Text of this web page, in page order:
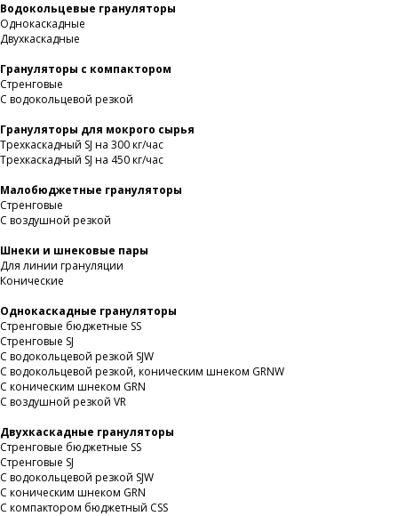
Водокольцевые грануляторы
Однокаскадные
Двухкаскадные
Грануляторы с компактором
Стренговые
С водокольцевой резкой
Грануляторы для мокрого сырья
Трехкаскадный SJ на 300 кг/час
Трехкаскадный SJ на 450 кг/час
Малобюджетные грануляторы
Стренговые
С воздушной резкой
Шнеки и шнековые пары
Для линии грануляции
Конические
Однокаскадные грануляторы
Стренговые бюджетные SS
Стренговые SJ
С водокольцевой резкой SJW
С водокольцевой резкой, коническим шнеком GRNW
С коническим шнеком GRN
С воздушной резкой VR
Двухкаскадные грануляторы
Стренговые бюджетные SS
Стренговые SJ
С водокольцевой резкой SJW
С коническим шнеком GRN
С компактором бюджетный CSS